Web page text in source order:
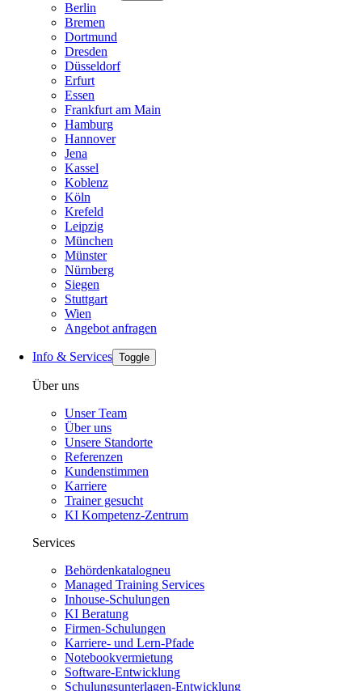
Berlin
Bremen
Dortmund
Dresden
Düsseldorf
Erfurt
Essen
Frankfurt am Main
Hamburg
Hannover
Jena
Kassel
Koblenz
Köln
Krefeld
Leipzig
München
Münster
Nürnberg
Siegen
Stuttgart
Wien
Angebot anfragen
Info & Services Toggle
Über uns
Unser Team
Über uns
Unsere Standorte
Referenzen
Kundenstimmen
Karriere
Trainer gesucht
KI Kompetenz-Zentrum
Services
Behördenkatalogneu
Managed Training Services
Inhouse-Schulungen
KI Beratung
Firmen-Schulungen
Karriere- und Lern-Pfade
Notebookvermietung
Software-Entwicklung
Schulungsunterlagen-Entwicklung